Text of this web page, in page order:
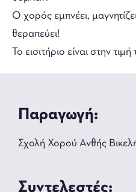
Ο χορός εμπνέει,
θεραπεύει!
Το εισιτήριο είναι στην
Παραγωγή:
Σχολή Χορού Ανθής
Συντελεστές: